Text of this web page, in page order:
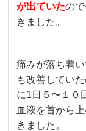
が出ていたの
きました。
痛みが落ち着
も改善してい
に1日５〜１０
血液を首から
きました。